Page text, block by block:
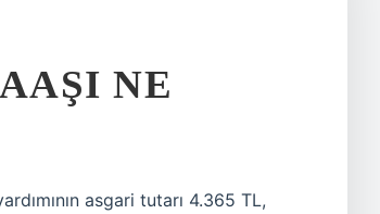
NE
asgari tutarı 4.365 TL,